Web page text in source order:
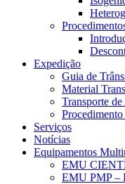
Expedição
Guia de
Material
Transporte
Serviços
Notícias
Equipamentos
EMU
EMU PMP –